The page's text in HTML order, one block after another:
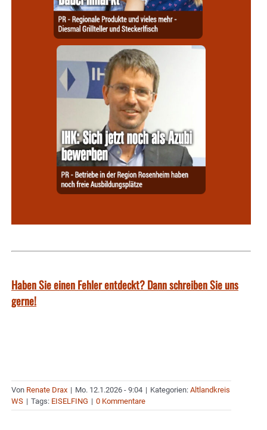
Haben Sie einen Fehler entdeckt? Dann schreiben Sie uns
gerne!
Von Renate Drax | Mo. 12.1.2026 - 9:04 | Kategorien: Altlandkreis
WS | Tags: EISELFING | 0 Kommentare